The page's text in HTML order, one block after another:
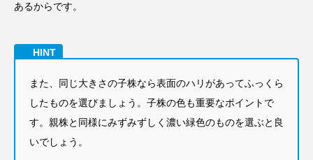
あるからです。
また、同じ大きさの子株なら表面のハリがあってふっくら
したものを選びましょう。 子株の色も重要なポイントで
す。親株と同様にみずみずしく濃い緑色のものを選ぶと良
いでしょう。